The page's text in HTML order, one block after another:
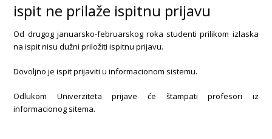
ispit ne prilaže ispitnu prijavu
Od drugog januarsko-februarskog roka studenti prilikom izlaska
na ispit nisu dužni priložiti ispitnu prijavu.
Dovoljno je ispit prijaviti u informacionom sistemu.
Odlukom Univerziteta prijave će štampati profesori iz
informacionog sitema.